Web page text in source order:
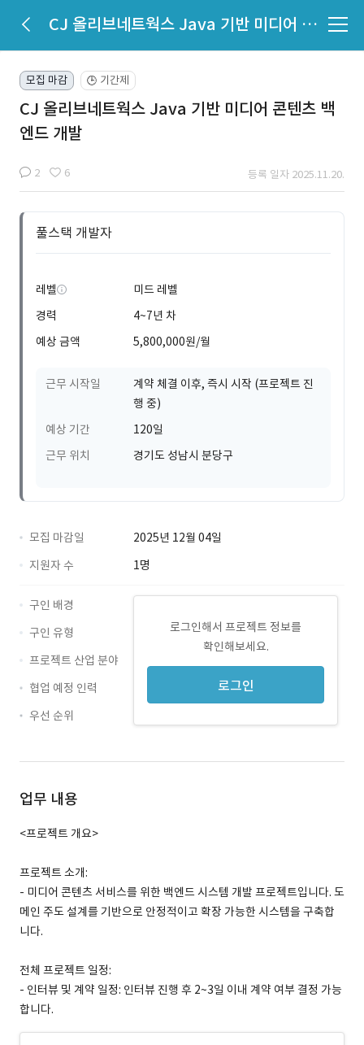
CJ 올리브네트웍스 Java 기반 미디어 콘텐츠 백엔드 개발
모집 마감 🕒 기간제
CJ 올리브네트웍스 Java 기반 미디어 콘텐츠 백
엔드 개발
2 6 등록 일자 2025.11.20.
풀스택 개발자
레벨
미드 레벨
경력
4~7년 차
예상 금액
5,800,000원/월
근무 시작일
계약 체결 이후, 즉시 시작 (프로젝트 진
행 중)
예상 기간
120일
근무 위치
경기도 성남시 분당구
모집 마감일
2025년 12월 04일
지원자 수
1명
로그인해서 프로젝트 정보를
확인해보세요.
로그인
구인 배경
구인 유형
프로젝트 산업 분야
협업 예정 인력
우선 순위
업무 내용
<프로젝트 개요>
프로젝트 소개:
- 미디어 콘텐츠 서비스를 위한 백엔드 시스템 개발 프로젝트입니다. 도
메인 주도 설계를 기반으로 안정적이고 확장 가능한 시스템을 구축합
니다.
전체 프로젝트 일정:
- 인터뷰 및 계약 일정: 인터뷰 진행 후 2~3일 이내 계약 여부 결정 가능
합니다.